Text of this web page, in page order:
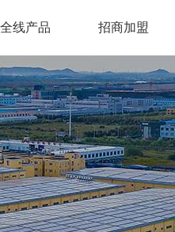
全线产品 招商加盟